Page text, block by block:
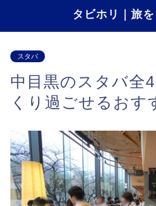
タビホリ｜旅
スタバ
中目黒のスタバ全
くり過ごせるおす